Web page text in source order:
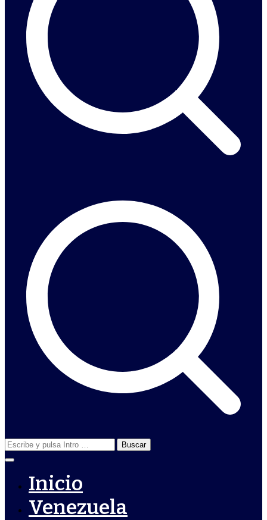
Buscar:
Inicio
Venezuela